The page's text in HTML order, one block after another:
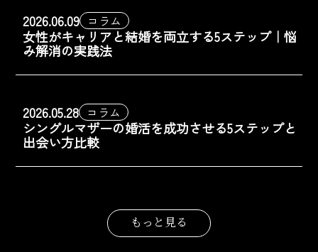
2026.06.09 コラム
女性がキャリアと結婚を両立する5ステップ｜悩
み解消の実践法
2026.05.28 コラム
シングルマザーの婚活を成功させる5ステップと
出会い方比較
もっと見る